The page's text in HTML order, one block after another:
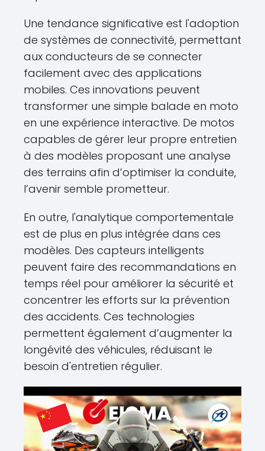
Une tendance significative est l'adoption
de systèmes de connectivité, permettant
aux conducteurs de se connecter
facilement avec des applications
mobiles. Ces innovations peuvent
transformer une simple balade en moto
en une expérience interactive. De motos
capables de gérer leur propre entretien
à des modèles proposant une analyse
des terrains afin d’optimiser la conduite,
l’avenir semble prometteur.
En outre, l'analytique comportementale
est de plus en plus intégrée dans ces
modèles. Des capteurs intelligents
peuvent faire des recommandations en
temps réel pour améliorer la sécurité et
concentrer les efforts sur la prévention
des accidents. Ces technologies
permettent également d’augmenter la
longévité des véhicules, réduisant le
besoin d'entretien régulier.